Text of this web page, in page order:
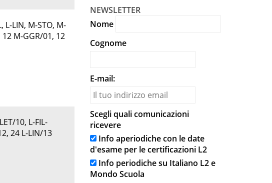
LIN, M-STO, M-
12 M-GGR/01, 12
10, L-FIL-
24 L-LIN/13
NEWSLETTER
Nome
Cognome
E-mail:
Scegli quali comunicazioni
ricevere
Info aperiodiche con le date
d'esame per le certificazioni L2
Info periodiche su Italiano L2 e
Mondo Scuola